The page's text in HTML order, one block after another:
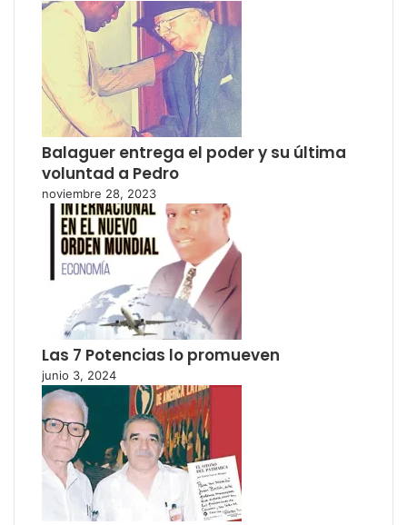
Balaguer entrega el poder y su última
voluntad a Pedro
noviembre 28, 2023
Las 7 Potencias lo promueven
junio 3, 2024